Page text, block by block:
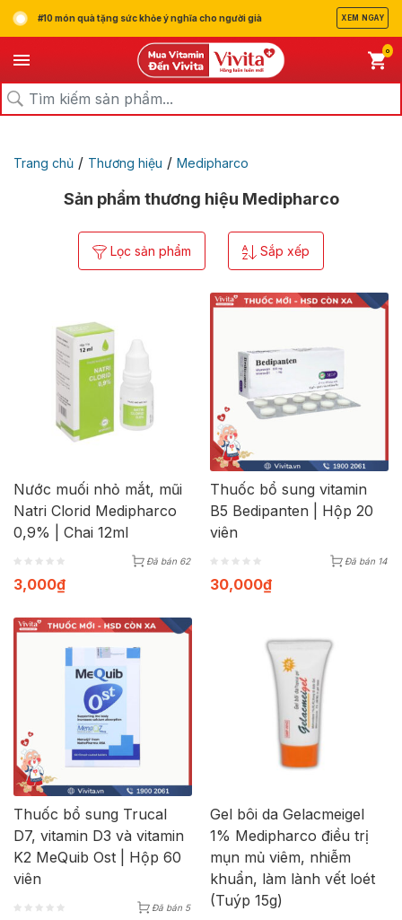
#10 món quà tặng sức khỏe ý nghĩa cho người già XEM NGAY
0
Trang chủ / Thương hiệu / Medipharco
Sản phẩm thương hiệu Medipharco
Lọc sản phẩm Sắp xếp
Nước muối nhỏ mắt, mũi
Natri Clorid Medipharco
0,9% | Chai 12ml
Đã bán 62
3,000₫
Thuốc bổ sung vitamin
B5 Bedipanten | Hộp 20
viên
Đã bán 14
30,000₫
Thuốc bổ sung Trucal
D7, vitamin D3 và vitamin
K2 MeQuib Ost | Hộp 60
viên
Đã bán 5
Gel bôi da Gelacmeigel
1% Medipharco điều trị
mụn mủ viêm, nhiễm
khuẩn, làm lành vết loét
(Tuýp 15g)